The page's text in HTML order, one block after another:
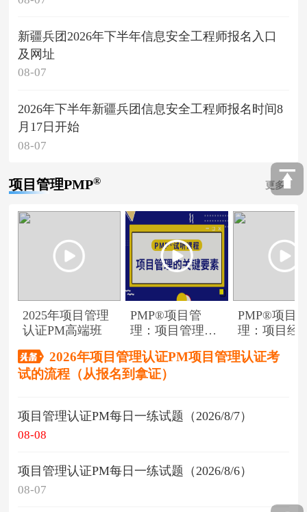
新疆兵团2026年下半年信息安全工程师报名入口
及网址
08-07
2026年下半年新疆兵团信息安全工程师报名时间8
月17日开始
08-07
项目管理PMP® 更多
2025年项目管理
认证PM高端班
PMP®项目管
理：项目管理的
PMP®项目
理：项目经
2026年项目管理认证PM项目管理认证考
试的流程（从报名到拿证）
项目管理认证PM每日一练试题（2026/8/7）
08-08
项目管理认证PM每日一练试题（2026/8/6）
08-07